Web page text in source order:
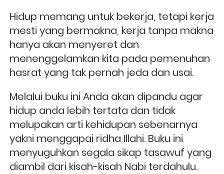
Hidup memang untuk bekerja, tetapi kerja
mesti yang bermakna, kerja tanpa makna
hanya akan menyeret dan
menenggelamkan kita pada pemenuhan
hasrat yang tak pernah jeda dan usai.
Melalui buku ini Anda akan dipandu agar
hidup anda lebih tertata dan tidak
melupakan arti kehidupan sebenarnya
yakni menggapai ridha Illahi. Buku ini
menyuguhkan segala sikap tasawuf yang
diambil dari kisah-kisah Nabi terdahulu.